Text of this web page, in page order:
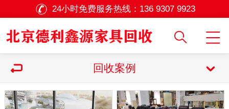
24小时免费服务热线： 136 9307 9923
回收案例